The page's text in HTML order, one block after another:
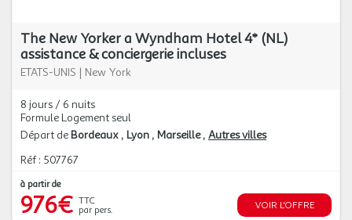
The New Yorker a Wyndham Hotel 4* (NL)
assistance & conciergerie incluses
ETATS-UNIS | New York
8 jours / 6 nuits
Formule Logement seul
Départ de Bordeaux Lyon Marseille Autres villes
Réf : 507767
à partir de
976€ TTC
par pers.
VOIR L'OFFRE